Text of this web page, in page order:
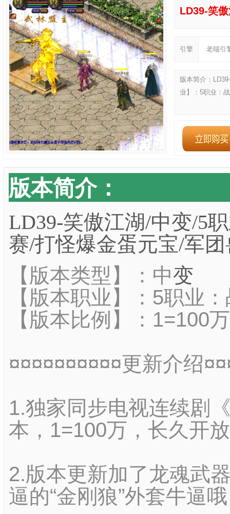
LD39-笑
引擎 老端引
版本简介：
业】：5职业：
版本简介：
LD39-笑傲江湖/中变/5
赛/打怪爆金蛋元宝/军
【版本类型】：中变
【版本职业】：5职业
【版本比例】：1=100
¤¤¤¤¤¤¤¤¤¤更新介绍
1.独家同步电视连续剧
本，1=100万，长久开
2.版本更新加了龙魂武
逼的“金刚狼”外套牛逼